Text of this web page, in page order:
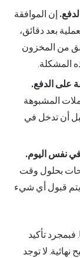
إن الموافقة
بعد دقائق،
من المخزون
المشكلة.
على الدفع.
المشبوهة
أن تدخل في
في نفس اليوم.
بحلول وقت
يتم قبول أي شيء
تأكيد
لا توجد